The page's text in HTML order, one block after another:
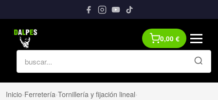
0,00 €
Inicio›Ferretería›Tornillería y fijación lineal›